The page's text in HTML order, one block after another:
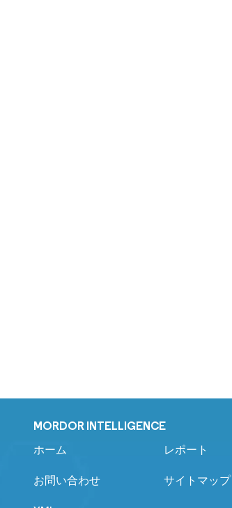
MORDOR INTELLIGENCE
ホーム レポート
お問い合わせ サイトマップ